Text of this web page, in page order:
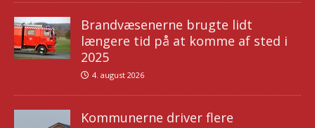
Brandvæsenerne brugte lidt
længere tid på at komme af sted i
2025
4. august 2026
Kommunerne driver flere